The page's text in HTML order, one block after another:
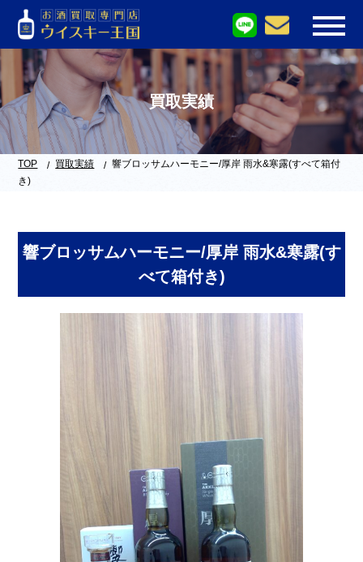
買取実績
TOP 買取実績
響ブロッサムハーモニー/厚岸 雨水&寒露(すべて箱付
き)
響ブロッサムハーモニー/厚岸 雨水&寒露(す
べて箱付き)